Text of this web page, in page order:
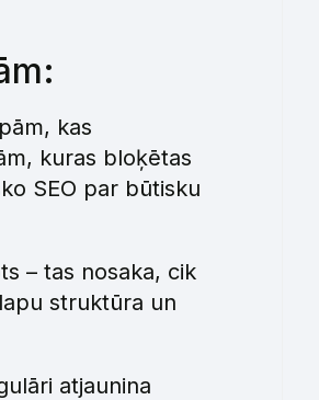
kas
kuras bloķētas
SEO par būtisku
– tas nosaka, cik
struktūra un
atjaunina